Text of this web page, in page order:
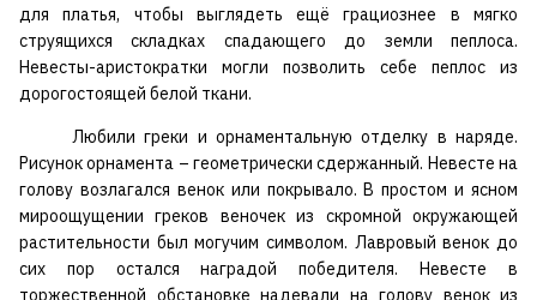
для платья, чтобы выглядеть ещё грациознее в мягко
струящихся складках спадающего до земли пеплоса.
Невесты-аристократки могли позволить себе пеплос из
дорогостоящей белой ткани.
Любили греки и орнаментальную отделку в наряде.
Рисунок орнамента – геометрически сдержанный. Невесте на
голову возлагался венок или покрывало. В простом и ясном
мироощущении греков веночек из скромной окружающей
растительности был могучим символом. Лавровый венок до
сих пор остался наградой победителя. Невесте в
торжественной обстановке надевали на голову венок из